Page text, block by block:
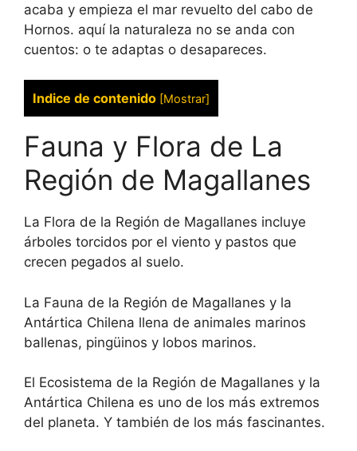
acaba y empieza el mar revuelto del cabo de
Hornos. aquí la naturaleza no se anda con
cuentos: o te adaptas o desapareces.
Indice de contenido [Mostrar]
Fauna y Flora de La
Región de Magallanes
La Flora de la Región de Magallanes incluye
árboles torcidos por el viento y pastos que
crecen pegados al suelo.
La Fauna de la Región de Magallanes y la
Antártica Chilena llena de animales marinos
ballenas, pingüinos y lobos marinos.
El Ecosistema de la Región de Magallanes y la
Antártica Chilena es uno de los más extremos
del planeta. Y también de los más fascinantes.